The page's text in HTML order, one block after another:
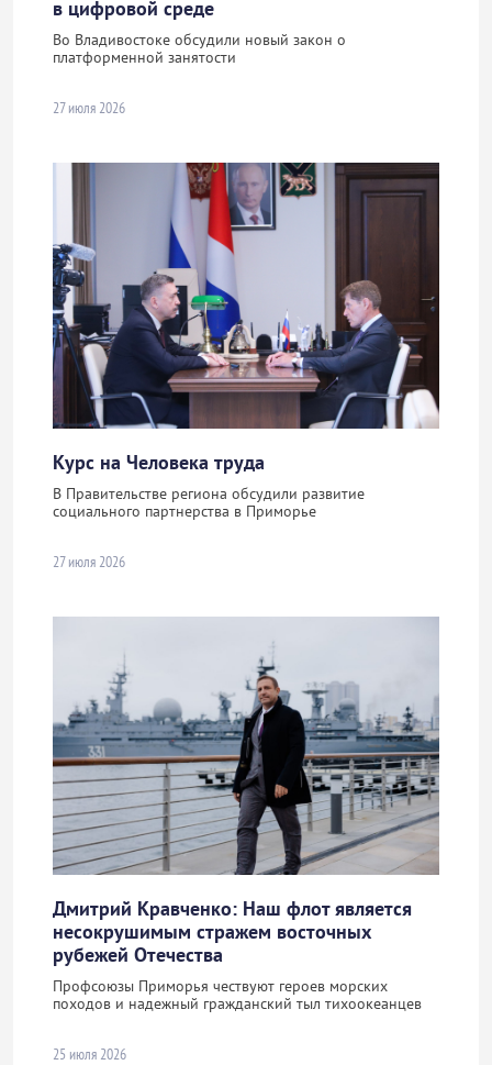
в цифровой среде
Во Владивостоке обсудили новый закон о
платформенной занятости
27 июля 2026
Курс на Человека труда
В Правительстве региона обсудили развитие
социального партнерства в Приморье
27 июля 2026
Дмитрий Кравченко: Наш флот является
несокрушимым стражем восточных
рубежей Отечества
Профсоюзы Приморья чествуют героев морских
походов и надежный гражданский тыл тихоокеанцев
25 июля 2026